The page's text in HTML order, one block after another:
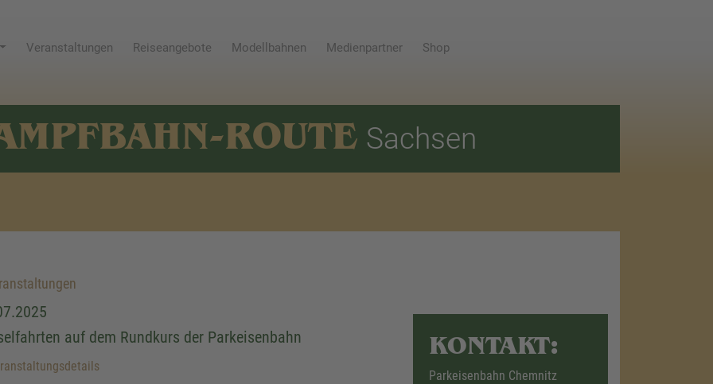
Veranstaltungen Reiseangebote Modellbahnen Medienpartner Shop
ROUTE Sachsen
auf dem Rundkurs der Parkeisenbahn
KONTAKT:
Parkeisenbahn Chemnitz